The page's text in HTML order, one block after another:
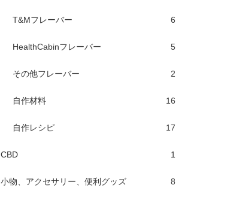
T&Mフレーバー 6
HealthCabinフレーバー 5
その他フレーバー 2
自作材料 16
自作レシピ 17
CBD 1
小物、アクセサリー、便利グッズ 8